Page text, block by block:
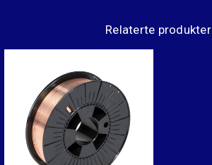
Relaterte produkter